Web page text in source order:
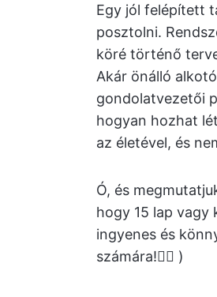
Egy jól felépített
posztolni.
köré történő
Akár önálló
gondolatvezetői
hogyan hozhat
az életével, és
Ó, és
hogy 15 lap vagy
ingyenes és
számára!👇🏼 )